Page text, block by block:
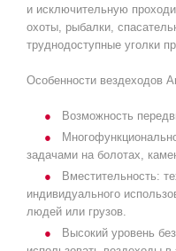
и исключительную
охоты, рыбалки,
труднодоступные уголки
Особенности вездеходов
Возможность
задачами на болотах,
Вместительность:
индивидуального
людей или грузов.
Высокий уровень